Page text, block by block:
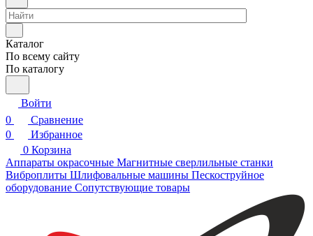
Каталог
По всему сайту
По каталогу
Войти
0
Сравнение
0
Избранное
0 Корзина
Аппараты окрасочные Магнитные сверлильные станки
Виброплиты Шлифовальные машины Пескоструйное
оборудование Сопутствующие товары